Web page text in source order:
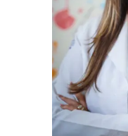
ARIANE